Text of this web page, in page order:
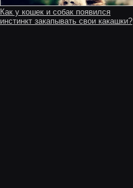
Как у кошек и собак появился
инстинкт закапывать свои какашки?